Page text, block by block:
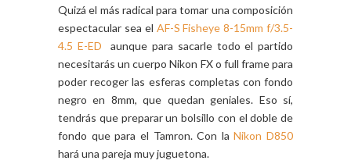
Quizá el más radical para tomar una composición
espectacular sea el AF-S Fisheye 8-15mm f/3.5-
4.5 E-ED
aunque para sacarle todo el partido
necesitarás un cuerpo Nikon FX o full frame para
poder recoger las esferas completas con fondo
negro en 8mm, que quedan geniales. Eso sí,
tendrás que preparar un bolsillo con el doble de
fondo que para el Tamron. Con laNikon D850
hará una pareja muy juguetona.